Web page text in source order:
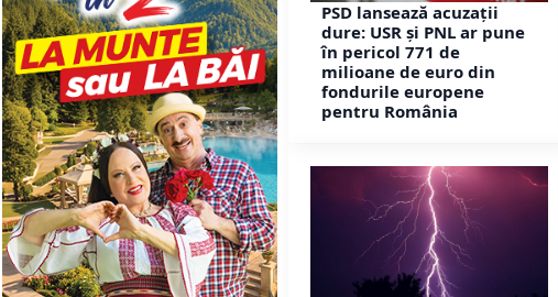
PSD lansează acuzații
dure: USR și PNL ar pune
în pericol 771 de
milioane de euro din
fondurile europene
pentru România